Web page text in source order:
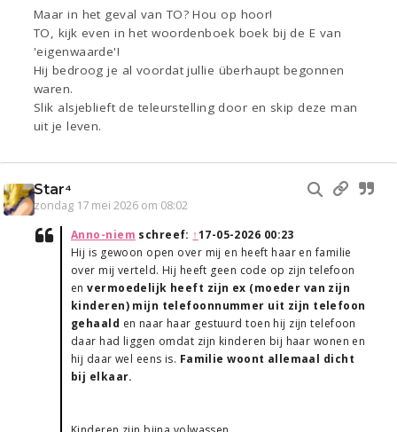
Maar in het geval van TO? Hou op hoor!
TO, kijk even in het woordenboek boek bij de E van
'eigenwaarde'!
Hij bedroog je al voordat jullie überhaupt begonnen
waren.
Slik alsjeblieft de teleurstelling door en skip deze man
uit je leven.
Star⁴
zondag 17 mei 2026 om 08:02
Anno-niem schreef: ↑17-05-2026 00:23
Hij is gewoon open over mij en heeft haar en familie
over mij verteld. Hij heeft geen code op zijn telefoon
envermoedelijk heeft zijn ex (moeder van zijn
kinderen) mijn telefoonnummer uit zijn telefoon
gehaald en naar haar gestuurd toen hij zijn telefoon
daar had liggen omdat zijn kinderen bij haar wonen en
hij daar wel eens is. Familie woont allemaal dicht
bij elkaar.